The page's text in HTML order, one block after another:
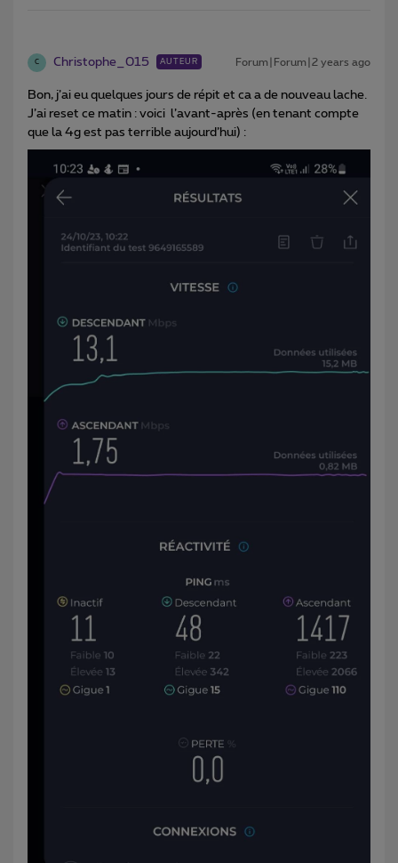
C Christophe_015 AUTEUR Forum|Forum|2 years ago
Bon, j’ai eu quelques jours de répit et ca a de nouveau lache.
J’ai reset ce matin : voici l’avant-après (en tenant compte
que la 4g est pas terrible aujourd’hui) :